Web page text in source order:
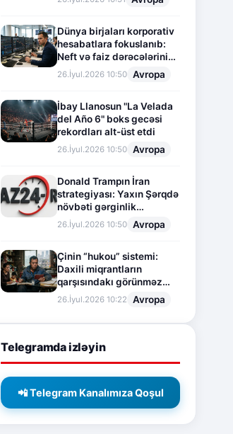
Dünya birjaları korporativ
hesabatlara fokuslanıb:
Neft və faiz dərəcələrinin
təsiri altında cari vəziyyət
26.İyul.2026 10:50 Avropa
İbay Llanosun "La Velada
del Año 6" boks gecəsi
rekordları alt-üst etdi
26.İyul.2026 10:50 Avropa
Donald Trampın İran
strategiyası: Yaxın Şərqdə
növbəti gərginlik
mərhələsi
26.İyul.2026 10:50 Avropa
Çinin “hukou” sistemi:
Daxili miqrantların
qarşısındakı görünməz
sədd
26.İyul.2026 10:22 Avropa
Telegramda izləyin
📲 Telegram Kanalımıza Qoşul